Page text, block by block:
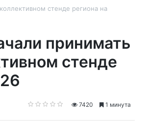
стенде региона на
принимать
стенде
7420 1 минута